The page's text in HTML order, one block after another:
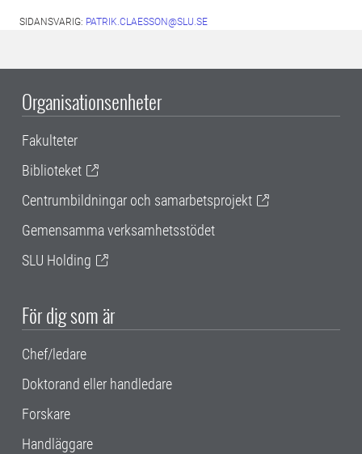
SIDANSVARIG: PATRIK.CLAESSON@SLU.SE
Organisationsenheter
Fakulteter
Biblioteket
Centrumbildningar och samarbetsprojekt
Gemensamma verksamhetsstödet
SLU Holding
För dig som är
Chef/ledare
Doktorand eller handledare
Forskare
Handläggare